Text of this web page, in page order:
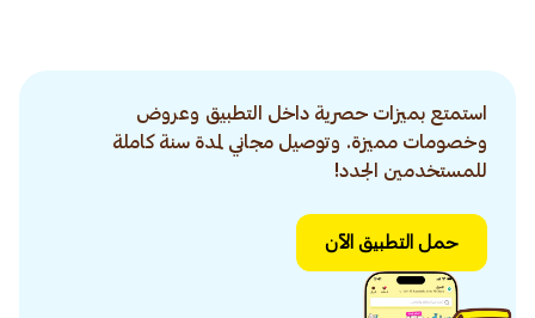
استمتع بميزات حصرية داخل التطبيق وعروض
وخصومات مميزة. وتوصيل مجاني لمدة سنة كاملة
للمستخدمين الجدد!
حمل التطبيق الآن